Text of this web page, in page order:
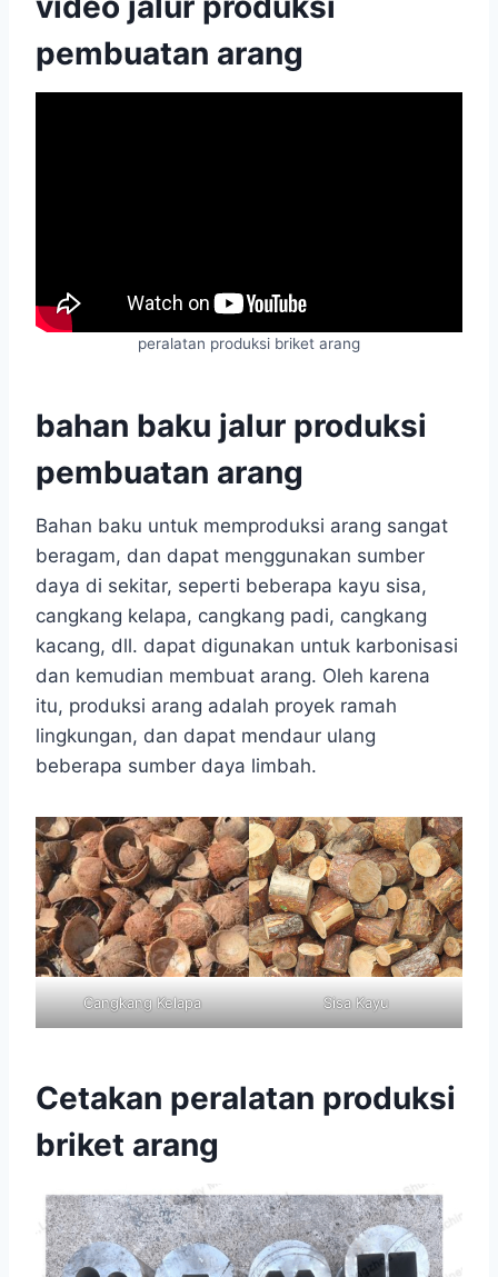
pembuatan arang
peralatan produksi briket arang
bahan baku jalur produksi
pembuatan arang
Bahan baku untuk memproduksi arang sangat
beragam, dan dapat menggunakan sumber
daya di sekitar, seperti beberapa kayu sisa,
cangkang kelapa, cangkang padi, cangkang
kacang, dll. dapat digunakan untuk karbonisasi
dan kemudian membuat arang. Oleh karena
itu, produksi arang adalah proyek ramah
lingkungan, dan dapat mendaur ulang
beberapa sumber daya limbah.
Cangkang Kelapa Sisa Kayu
Cetakan peralatan produksi
briket arang